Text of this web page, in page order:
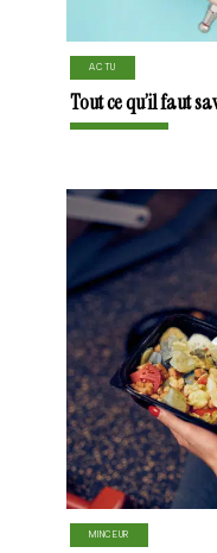
ACTU
Tout ce qu’il faut
MINCEUR